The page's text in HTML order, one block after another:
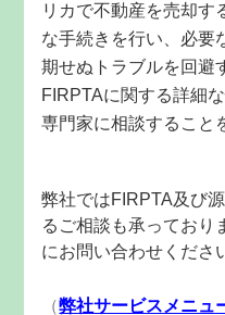
リカで不動産を売却す
な手続きを行い、必要
期せぬトラブルを回避
FIRPTAに関する詳細
専門家に相談すること
弊社ではFIRPTA及び
るご相談も承っており
にお問い合わせくださ
（弊社サービスメニュ